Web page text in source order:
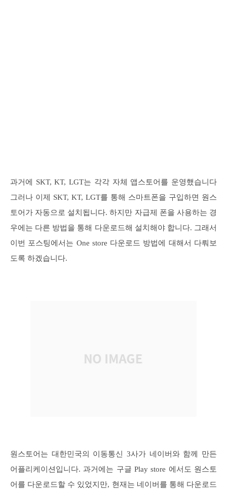
과거에 SKT, KT, LGT는 각각 자체 앱스토어를 운영했습니다
그러나 이제 SKT, KT, LGT를 통해 스마트폰을 구입하면 원스
토어가 자동으로 설치됩니다. 하지만 자급제 폰을 사용하는 경
우에는 다른 방법을 통해 다운로드해 설치해야 합니다. 그래서
이번 포스팅에서는 One store 다운로드 방법에 대해서 다뤄보
도록 하겠습니다.
원스토어는 대한민국의 이동통신 3사가 네이버와 함께 만든
어플리케이션입니다. 과거에는 구글 Play store 에서도 원스토
어를 다운로드할 수 있었지만, 현재는 네이버를 통해 다운로드